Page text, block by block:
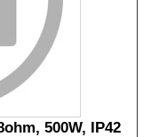
500W, IP42